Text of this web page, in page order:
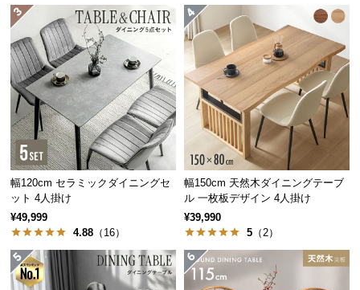
に
つ
い
て
搬
入
経
路
に
つ
い
て
返
幅120cm セラミックダイニングセ
ット 4人掛け
¥49,999
4.88 （16）
幅150cm 天然木ダイニングテーブ
ル 一枚板デザイン 4人掛け
¥39,990
5 （2）